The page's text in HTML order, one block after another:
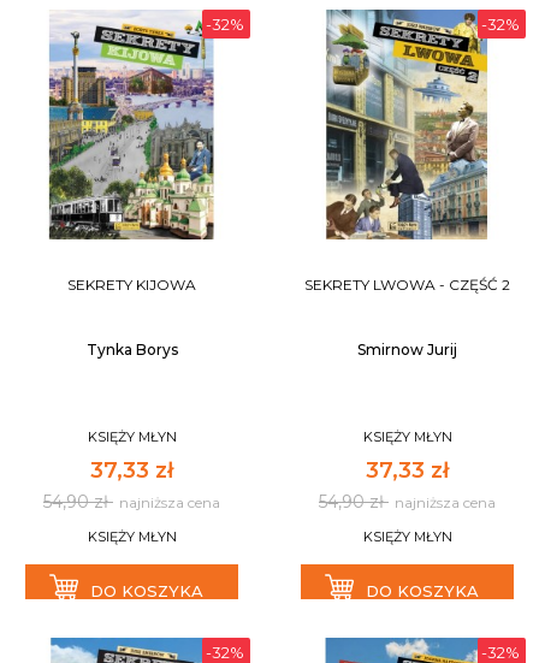
-32%
SEKRETY KIJOWA
Tynka Borys
KSIĘŻY MŁYN
37,33 zł
54,90 zł najniższa cena
KSIĘŻY MŁYN
DO KOSZYKA
-32%
SEKRETY LWOWA - CZĘŚĆ 2
Smirnow Jurij
KSIĘŻY MŁYN
37,33 zł
54,90 zł najniższa cena
KSIĘŻY MŁYN
DO KOSZYKA
-32% -32%